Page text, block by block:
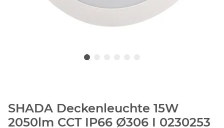
SHADA Deckenleuchte 15W
2050lm CCT IP66 Ø306 I 0230253